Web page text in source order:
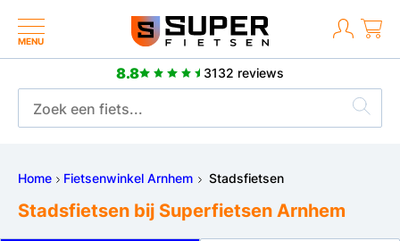
MENU
8.8 3132 reviews
Home Fietsenwinkel Arnhem Stadsfietsen
Stadsfietsen bij Superfietsen Arnhem